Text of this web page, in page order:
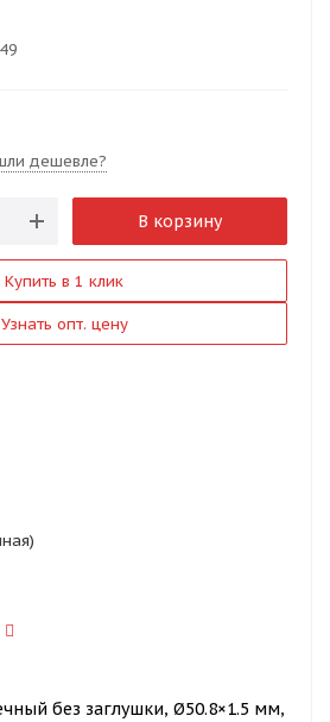
дешевле?
В корзину
Купить в 1 клик
Узнать опт. цену
без заглушки, Ø50.8×1.5 мм,